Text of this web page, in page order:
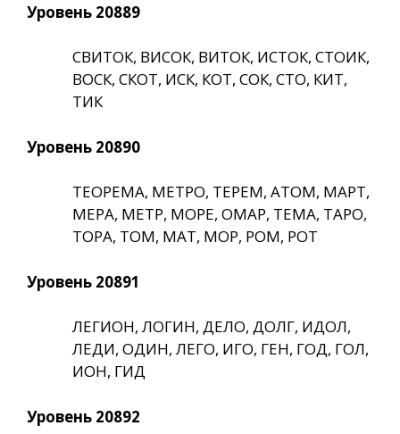
Уровень 20889
СВИТОК, ВИСОК, ВИТОК, ИСТОК, СТОИК,
ВОСК, СКОТ, ИСК, КОТ, СОК, СТО, КИТ,
ТИК
Уровень 20890
ТЕОРЕМА, МЕТРО, ТЕРЕМ, АТОМ, МАРТ,
МЕРА, МЕТР, МОРЕ, ОМАР, ТЕМА, ТАРО,
ТОРА, ТОМ, МАТ, МОР, РОМ, РОТ
Уровень 20891
ЛЕГИОН, ЛОГИН, ДЕЛО, ДОЛГ, ИДОЛ,
ЛЕДИ, ОДИН, ЛЕГО, ИГО, ГЕН, ГОД, ГОЛ,
ИОН, ГИД
Уровень 20892